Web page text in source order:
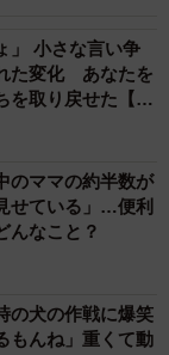
」 小さな言い争
た変化 あなたを
を取り戻せた【漫
のママの約半数が
せている」…便利
んなこと？
の犬の作戦に爆笑
もんね」重くて動